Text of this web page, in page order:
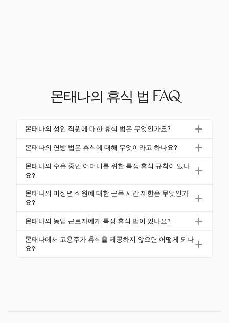
몬태나의 휴식 법 FAQ
몬태나의 성인 직원에 대한 휴식 법은 무엇인가요?
몬태나는 성인 직원에 대한 주 의무 휴식 법이 없습니
며, 20분 미만의 휴식은 유급이며, 30분 이상의 식사
휴식은 의무가 없을 경우 무급일 수 있습니다.
몬태나의 연방 법은 휴식에 대해 무엇이라고 하나요?
연방 법은 FLSA에 따라 20분 미만의 휴식은 유급이어
야 하며, 30분 이상의 식사 휴식은 직원이 완전히 의무
몬태나 고용주가 휴식을 제공할 때 적용됩니다.
몬태나의 수유 중인 어머니를 위한 특정 휴식 규칙이 있나
요?
네, 연방 법은 수유 중인 어머니가 출산 후 1년 동안 모
유를 표현하기 위한 합리적인 휴식 시간을 제공받아야
사항에 따라 무급 휴식 시간을 제공해야 합니다.
몬태나의 미성년 직원에 대한 근무 시간 제한은 무엇인가
요?
14세 및 15세의 미성년자는 학교 날에 3시간, 학교 주
에는 하루에 최대 8시간, 주에 최대 40시간 근무할 수
있어 교육에 방해가 되지 않도록 보장합니다.
몬태나의 농업 근로자에게 특정 휴식 법이 있나요?
몬태나는 농업 근로자에게 휴식을 의무화하지 않으며,
초과 근무 요건에서도 면제됩니다. 그들은 특정 비즈니
몬태나에서 고용주가 휴식을 제공하지 않으면 어떻게 되나
요?